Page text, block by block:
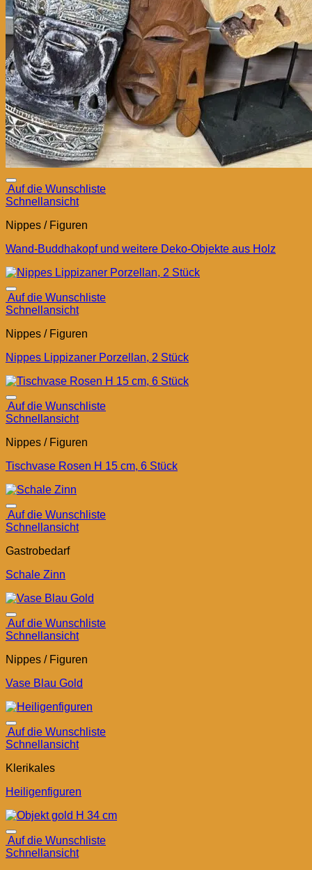
Auf die Wunschliste
Schnellansicht
Nippes / Figuren
Wand-Buddhakopf und weitere Deko-Objekte aus Holz
Auf die Wunschliste
Schnellansicht
Nippes / Figuren
Nippes Lippizaner Porzellan, 2 Stück
Auf die Wunschliste
Schnellansicht
Nippes / Figuren
Tischvase Rosen H 15 cm, 6 Stück
Auf die Wunschliste
Schnellansicht
Gastrobedarf
Schale Zinn
Auf die Wunschliste
Schnellansicht
Nippes / Figuren
Vase Blau Gold
Auf die Wunschliste
Schnellansicht
Klerikales
Heiligenfiguren
Auf die Wunschliste
Schnellansicht